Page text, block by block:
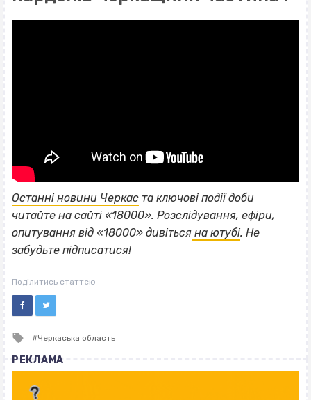
Останні новини Черкас та ключові події доби
читайте на сайті «18000». Розслідування, ефіри,
опитування від «18000» дивіться на ютубі. Не
забудьте підписатися!
Поділитись статтею
Tagged
Черкаська область
РЕКЛАМА